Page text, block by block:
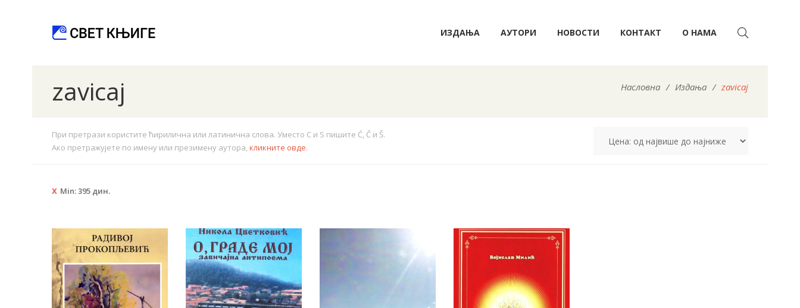
ИЗДАЊА АУТОРИ НОВОСТИ КОНТАКТ О НАМА
zavicaj Насловна / Издања / zavicaj
При претрази користите ћирилична или латинична слова. Уместо C и S пишите Ć, Č и Š.
Ако претражујете по имену или презимену аутора,кликните овде.
Min:395 дин.